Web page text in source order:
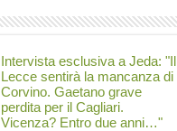
Intervista esclusiva a Jeda: "Il
Lecce sentirà la mancanza di
Corvino. Gaetano grave
perdita per il Cagliari.
Vicenza? Entro due anni…"